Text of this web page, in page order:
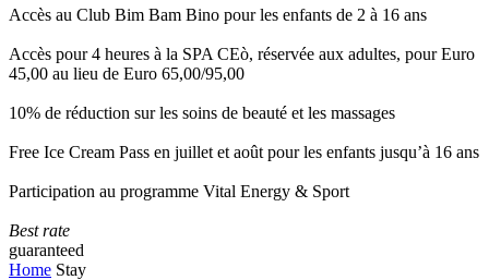
Accès au Club Bim Bam Bino pour les enfants de 2 à 16 ans
Accès pour 4 heures à la SPA CEò, réservée aux adultes, pour Euro
45,00 au lieu de Euro 65,00/95,00
10% de réduction sur les soins de beauté et les massages
Free Ice Cream Pass en juillet et août pour les enfants jusqu’à 16 ans
Participation au programme Vital Energy & Sport
Best rate
guaranteed
Home Stay